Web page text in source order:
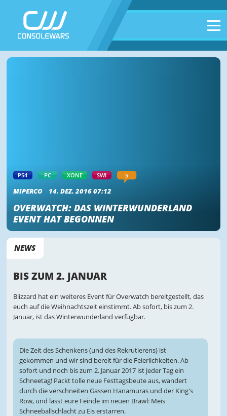
PS4 PC XONE SWI 5
MIPERCO 14. DEZ. 2016 07:12
OVERWATCH: DAS WINTERWUNDERLAND
EVENT HAT BEGONNEN
NEWS
BIS ZUM 2. JANUAR
Blizzard hat ein weiteres Event für Overwatch bereitgestellt, das
euch auf die Weihnachtszeit einstimmt. Ab sofort, bis zum 2.
Januar, ist das Winterwunderland verfügbar.
Die Zeit des Schenkens (und des Rekrutierens) ist
gekommen und wir sind bereit für die Feierlichkeiten. Ab
sofort und noch bis zum 2. Januar 2017 ist jeder Tag ein
Schneetag! Packt tolle neue Festtagsbeute aus, wandert
durch die verschneiten Gassen Hanamuras und der King's
Row, und lasst eure Feinde im neuen Brawl: Meis
Schneeballschlacht zu Eis erstarren.